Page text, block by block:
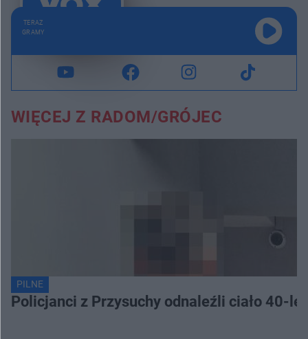
TERAZ
GRAMY
WIĘCEJ Z RADOM/GRÓJEC
PILNE
Policjanci z Przysuchy odnaleźli ciało 40-